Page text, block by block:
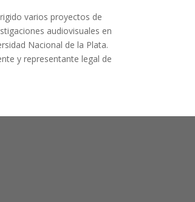
varios proyectos de
audiovisuales en
Nacional de la Plata.
y representante legal de